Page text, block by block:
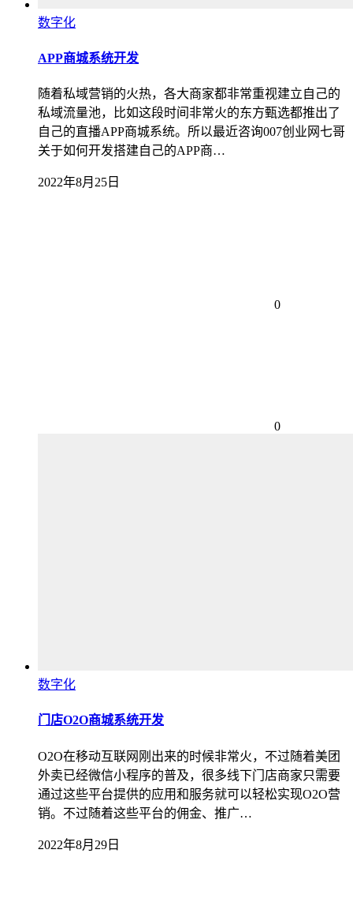
数字化
APP商城系统开发
随着私域营销的火热，各大商家都非常重视建立自己的
私域流量池，比如这段时间非常火的东方甄选都推出了
自己的直播APP商城系统。所以最近咨询007创业网七哥
关于如何开发搭建自己的APP商…
2022年8月25日
0
0
数字化
门店O2O商城系统开发
O2O在移动互联网刚出来的时候非常火，不过随着美团
外卖已经微信小程序的普及，很多线下门店商家只需要
通过这些平台提供的应用和服务就可以轻松实现O2O营
销。不过随着这些平台的佣金、推广…
2022年8月29日